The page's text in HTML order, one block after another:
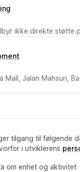
ikke direkte støtte
Mall, Jalan Mahsuri,
tilgang til følgende
i utviklerens
om enhet og aktivitet